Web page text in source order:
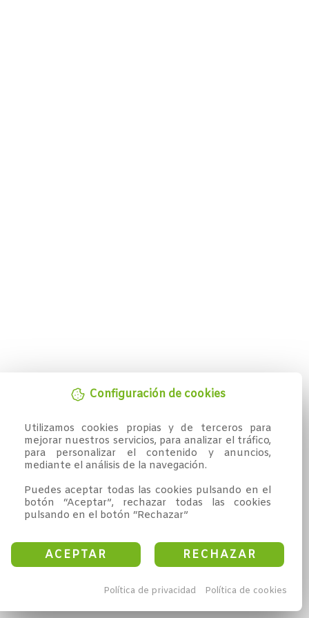
Configuración de cookies
Utilizamos cookies propias y de terceros para
mejorar nuestros servicios, para analizar el tráfico,
para personalizar el contenido y anuncios,
mediante el análisis de la navegación.
Puedes aceptar todas las cookies pulsando en el
botón “Aceptar”, rechazar todas las cookies
pulsando en el botón “Rechazar”
ACEPTAR RECHAZAR
Política de privacidad Política de cookies